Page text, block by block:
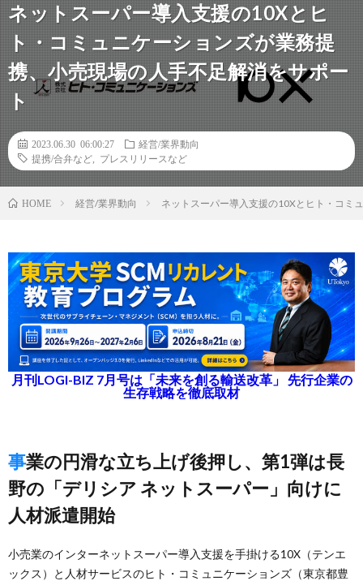
ネットスーパー導入支援の10Xとヒ
ト・コミュニケーションズが業務提
携、小売現場の人手不足解消をサポー
ト
2023.06.30 06:00:27
経営/業界動向
提携/合弁など
プレスリリースなど
HOME 経営/業界動向 ネットスーパー導入支援の10Xとヒト・コミ
月刊LOGI-BIZ 7月号は「未来を創る輸送改革」 先行企業の
生存戦略を徹底取材
事業の円滑な立ち上げ後押し、第1弾は長
野の「デリシア ネットスーパー」向けに
人材派遣開始
小売業のインターネットスーパー導入支援を手掛ける10X（テンエ
ックス）と人材サービスのヒト・コミュニケーションズ（東京都豊